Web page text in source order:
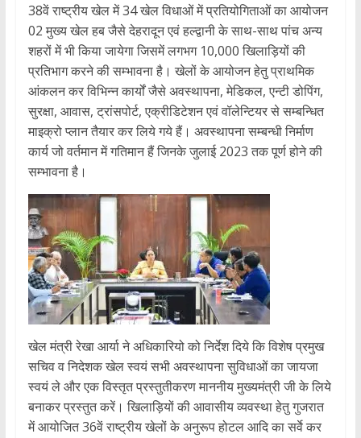
38वें राष्ट्रीय खेल में 34 खेल विधाओं में प्रतियोगिताओं का आयोजन
02 मुख्य खेल हब जैसे देहरादून एवं हल्द्वानी के साथ-साथ पांच अन्य
शहरों में भी किया जायेगा जिसमें लगभग 10,000 खिलाड़ियों की
प्रतिभाग करने की सम्भावना है। खेलों के आयोजन हेतु प्राथमिक
आंकलन कर विभिन्न कार्यों जैसे अवस्थापना, मेडिकल, एन्टी डोपिंग,
सुरक्षा, आवास, ट्रांसपोर्ट, एक्रीडिटेशन एवं वॉलेन्टियर से सम्बन्धित
माइक्रो प्लान तैयार कर लिये गये हैं। अवस्थापना सम्बन्धी निर्माण
कार्य जो वर्तमान में गतिमान हैं जिनके जुलाई 2023 तक पूर्ण होने की
सम्भावना है।
खेल मंत्री रेखा आर्या ने अधिकारियो को निर्देश दिये कि विशेष प्रमुख
सचिव व निदेशक खेल स्वयं सभी अवस्थापना सुविधाओं का जायजा
स्वयं ले और एक विस्तृत प्रस्तुतीकरण माननीय मुख्यमंत्री जी के लिये
बनाकर प्रस्तुत करें। खिलाड़ियों की आवासीय व्यवस्था हेतु गुजरात
में आयोजित 36वें राष्ट्रीय खेलों के अनुरूप होटल आदि का सर्वे कर